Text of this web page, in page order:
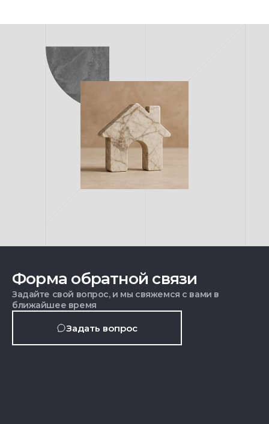
Форма обратной связи
Задайте свой вопрос, и мы свяжемся с вами в
ближайшее время
Задать вопрос